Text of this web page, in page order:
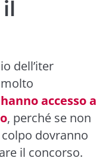
dell’iter
hanno accesso a
, perché se non
dovranno
il concorso.